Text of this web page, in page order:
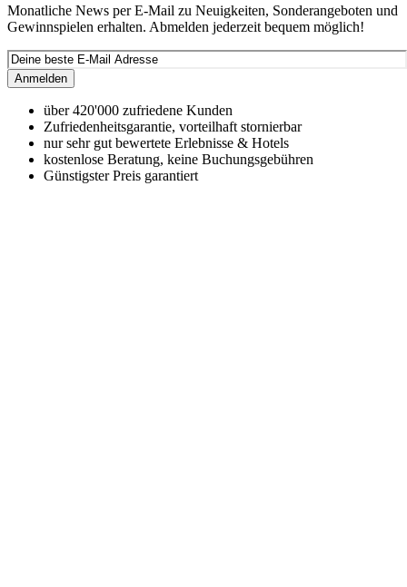
Monatliche News per E-Mail zu Neuigkeiten, Sonderangeboten und
Gewinnspielen erhalten. Abmelden jederzeit bequem möglich!
Anmelden
über 420'000 zufriedene Kunden
Zufriedenheitsgarantie, vorteilhaft stornierbar
nur sehr gut bewertete Erlebnisse & Hotels
kostenlose Beratung, keine Buchungsgebühren
Günstigster Preis garantiert